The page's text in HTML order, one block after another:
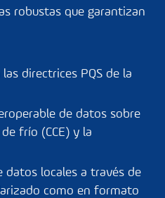
robustas que garantizan
directrices PQS de la
de datos sobre
frío (CCE) y la
datos locales a través de
como en formato